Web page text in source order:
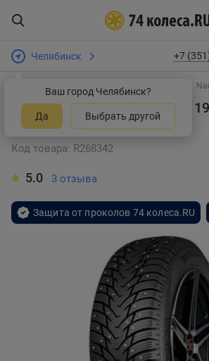
Челябинск
Ваш город Челябинск?
Да Выбрать другой
+7
Интернет-магазин шин и дисков
Зимняя шина Nankang SW8
Челябинске
Код товара: R268342
5.0 3 отзыва
Защита от проколов 74 колеса.RU